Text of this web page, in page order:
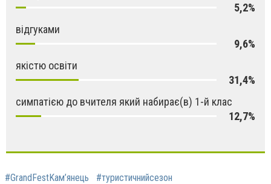
5,2%
відгуками
9,6%
якістю освіти
31,4%
симпатією до вчителя який набирає(в) 1-й клас
12,7%
#GrandFestKaм’янець #туристичнийсезон